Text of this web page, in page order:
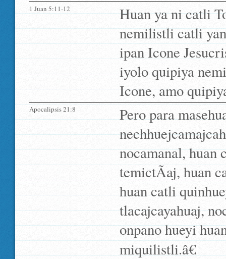
1 Juan 5:11-12
Huan ya ni catli
nemilistli catli
ipan Icone
iyolo quipiya
Icone, amo
Apocalipsis 21:8
Pero para
nocamanal,
temictÃ­aj, huan
huan catli
tlacajcayahuaj,
onpano hueyi
miquilistli.â€